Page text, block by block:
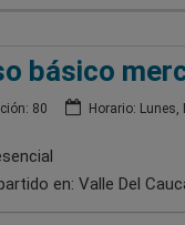
básico
80 Horario:
en: Valle Del